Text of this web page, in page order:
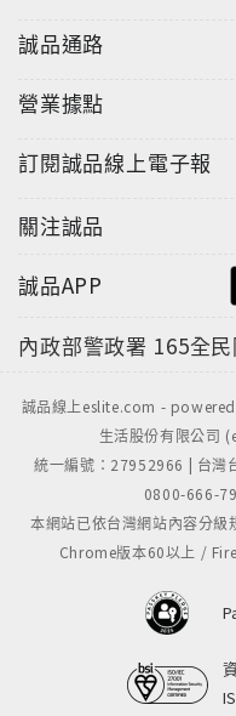
學分十：日治時期後的
日本的明治維新也是「
青草茶、蓮藕茶、杏
料」，重點是不能有其
學分十二：甜點，喜新
糖……
府城街頭的甜點種類
也撫慰著我們疲憊的心
誠品通路
營業據點
訂閱誠品線上電子報
關注誠品
誠品APP
內政部警政署 165全
誠品線上eslite.com -
生活股份有限公司
統一編號：27952966 | 台灣
0800-666-
本網站已依台灣網站內容分
Chrome版本60以上 /